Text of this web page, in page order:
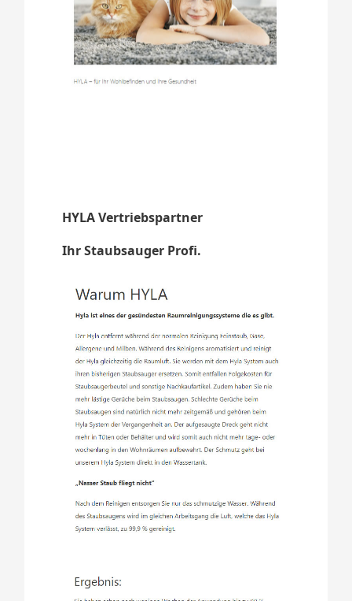
HYLA Vertriebspartner
Ihr Staubsauger Profi.